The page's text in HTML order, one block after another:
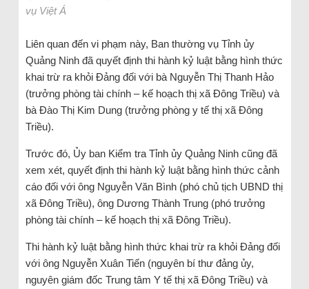
vụ Việt Á
Liên quan đến vi phạm này, Ban thường vụ Tỉnh ủy
Quảng Ninh đã quyết định thi hành kỷ luật bằng hình thức
khai trừ ra khỏi Đảng đối với bà Nguyễn Thị Thanh Hảo
(trưởng phòng tài chính – kế hoạch thị xã Đông Triều) và
bà Đào Thị Kim Dung (trưởng phòng y tế thị xã Đông
Triều).
Trước đó, Ủy ban Kiểm tra Tỉnh ủy Quảng Ninh cũng đã
xem xét, quyết định thi hành kỷ luật bằng hình thức cảnh
cáo đối với ông Nguyễn Văn Bình (phó chủ tịch UBND thị
xã Đông Triều), ông Dương Thành Trung (phó trưởng
phòng tài chính – kế hoạch thị xã Đông Triều).
Thi hành kỷ luật bằng hình thức khai trừ ra khỏi Đảng đối
với ông Nguyễn Xuân Tiến (nguyên bí thư đảng ủy,
nguyên giám đốc Trung tâm Y tế thị xã Đông Triều) và